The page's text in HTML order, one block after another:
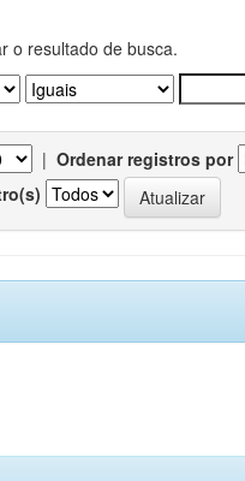
o resultado de busca.
| Ordenar registros por